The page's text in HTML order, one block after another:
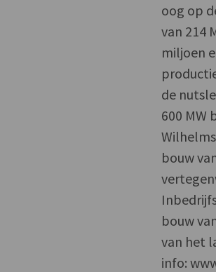
oog op
van 214
miljoen
de
600 MW
bouw
bouw
van het
info: